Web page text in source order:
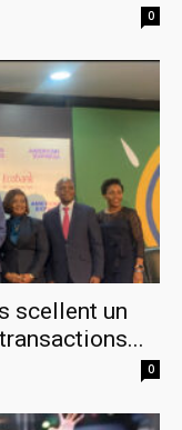
0
scellent un
0